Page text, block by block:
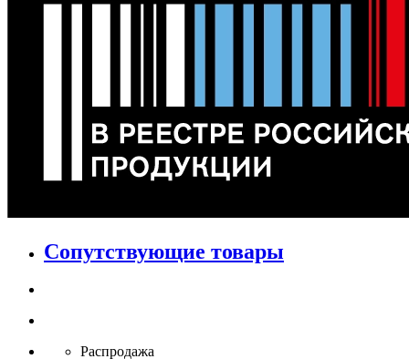
Сопутствующие товары
Распродажа